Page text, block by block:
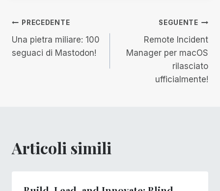
Navigazione
articoli
PRECEDENTE
Una pietra miliare: 100
seguaci di Mastodon!
SEGUENTE
Remote Incident
Manager per macOS
rilasciato
ufficialmente!
Articoli simili